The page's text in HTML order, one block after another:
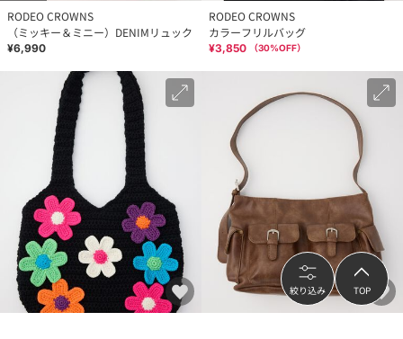
RODEO CROWNS
（ミッキー＆ミニー）DENIMリュック
¥6,990
RODEO CROWNS
カラーフリルバッグ
¥3,850 （30%OFF）
絞り込み TOP